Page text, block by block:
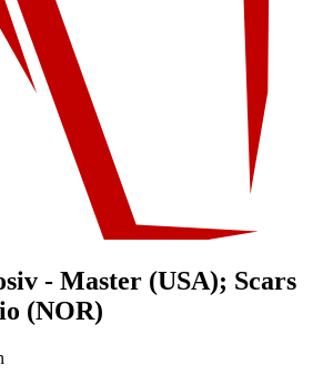
- Master (USA); Scars
(NOR)